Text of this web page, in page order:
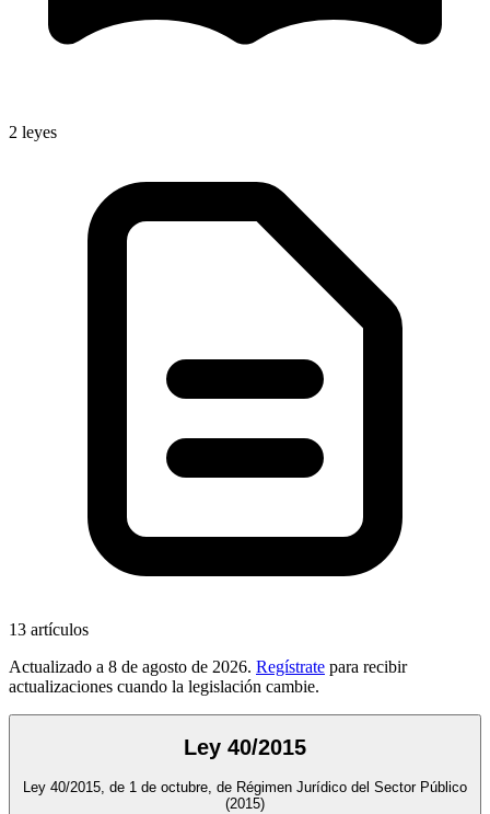
2 leyes
13 artículos
Actualizado a 8 de agosto de 2026. Regístrate para recibir
actualizaciones cuando la legislación cambie.
Ley 40/2015
Ley 40/2015, de 1 de octubre, de Régimen Jurídico del Sector Público
(2015)